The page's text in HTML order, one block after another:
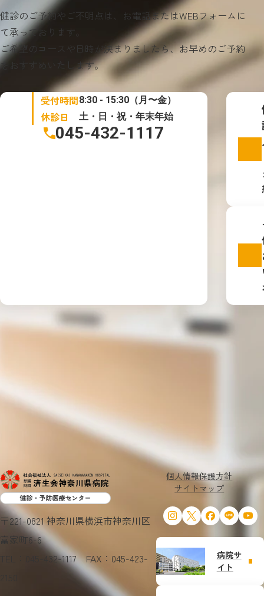
健診のご予約やご不明点は、お電話またはWEBフォームに
て承っております。
ご希望のコースや日時が決まりましたら、お早めのご予約
をおすすめいたします。
受付時間8:30 - 15:30（月〜金）
休診日 土・日・祝・年末年始
045-432-1117
〒221-0821 神奈川県横浜市神奈川区
富家町6-6
TEL：045-432-1117 FAX：045-423-
個人情報保護方針
サイトマップ
病院サ
イト